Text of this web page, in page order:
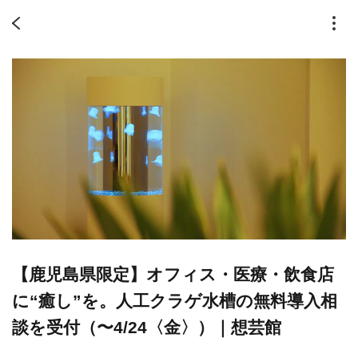
【鹿児島県限定】オフィス・医療・飲食店
に“癒し”を。人工クラゲ水槽の無料導入相
談を受付（〜4/24〈金〉）｜想芸館